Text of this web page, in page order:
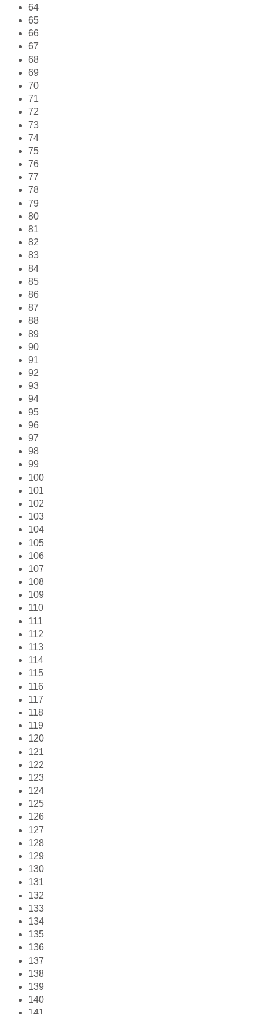
64
65
66
67
68
69
70
71
72
73
74
75
76
77
78
79
80
81
82
83
84
85
86
87
88
89
90
91
92
93
94
95
96
97
98
99
100
101
102
103
104
105
106
107
108
109
110
111
112
113
114
115
116
117
118
119
120
121
122
123
124
125
126
127
128
129
130
131
132
133
134
135
136
137
138
139
140